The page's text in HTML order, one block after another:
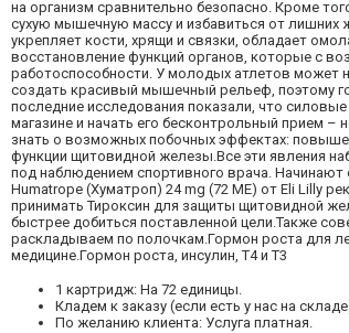
на организм сравнительно безопасно. Кроме
сухую мышечную массу и избавиться от лишних
укрепляет кости, хрящи и связки, обладает
восстановление функций органов, которые с
работоспособности. У молодых атлетов может
создать красивый мышечный рельеф, поэтому
последние исследования показали, что
магазине и начать его бесконтрольный прием
знать о возможных побочных эффектах:
функции щитовидной железы.Все эти явления
под наблюдением спортивного врача.
Humatrope (Хуматроп) 24 mg (72 МЕ) от Eli Lilly
принимать Тироксин для защиты щитовидной
быстрее добиться поставленной цели.Также
раскладываем по полочкам.Гормон роста для
медицине.Гормон роста, инсулин, Т4 и Т3
1 картридж: На 72 единицы.
Кладем к заказу (если есть у нас на
По желанию клиента: Услуга платная.